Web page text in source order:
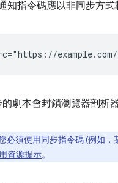
知指令碼應以非同步方
劇本會封鎖瀏覽器剖析
必須使用同步指令碼 (例如
資源提示。